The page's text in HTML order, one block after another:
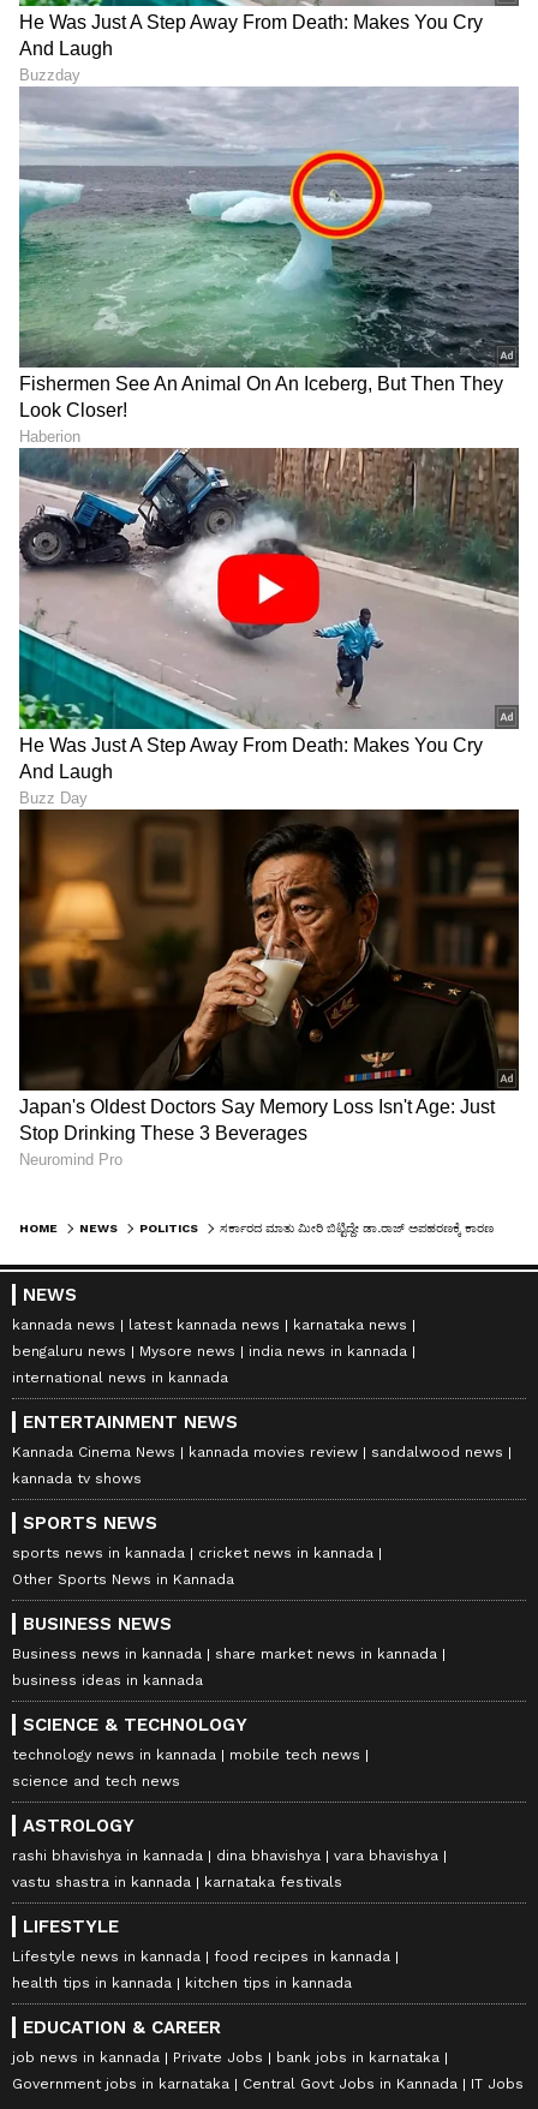
HOME NEWS POLITICS
NEWS
kannada news latest kannada news
karnataka news
bengaluru news
Mysore news
india news in kannada
international news in kannada
ENTERTAINMENT NEWS
Kannada Cinema News kannada movies review
sandalwood news
kannada tv shows
SPORTS NEWS
sports news in kannada
cricket news in kannada
Other Sports News in Kannada
BUSINESS NEWS
Business news in kannada
share market news in kannada
business ideas in kannada
SCIENCE & TECHNOLOGY
technology news in kannada
mobile tech news
science and tech news
ASTROLOGY
rashi bhavishya in kannada dina bhavishya
vara bhavishya
vastu shastra in kannada
karnataka festivals
LIFESTYLE
Lifestyle news in kannada
food recipes in kannada
health tips in kannada
kitchen tips in kannada
EDUCATION & CAREER
job news in kannada Private Jobs
bank jobs in karnataka
Government jobs in karnataka
Central Govt Jobs in Kannada IT Jobs